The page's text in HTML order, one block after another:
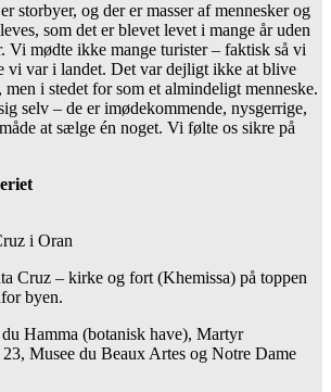
storbyer, og der er masser af mennesker og
som det er blevet levet i mange år uden
Vi mødte ikke mange turister – faktisk så vi
vi var i landet. Det var dejligt ikke at blive
men i stedet for som et almindeligt menneske.
selv – de er imødekommende, nysgerrige,
at sælge én noget. Vi følte os sikre på
i Oran
Cruz – kirke og fort (Khemissa) på toppen
byen.
Hamma (botanisk have), Martyr
Musee du Beaux Artes og Notre Dame